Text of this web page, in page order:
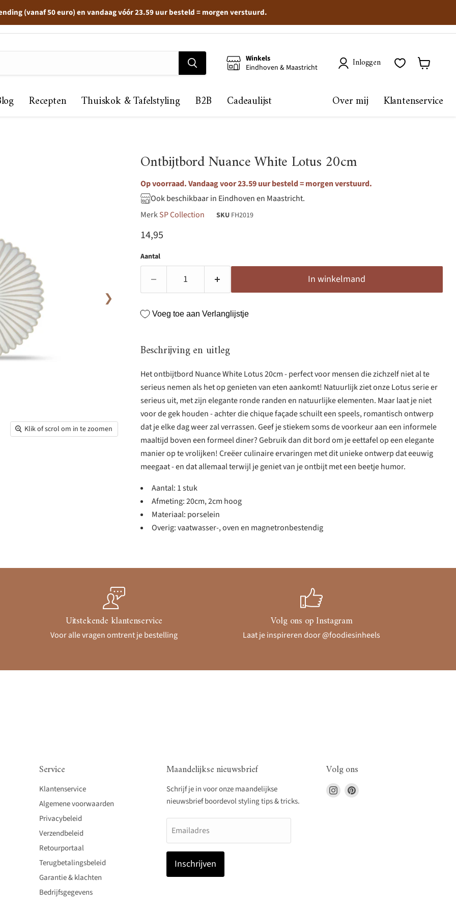
(vanaf 50 euro) en vandaag vóór 23.59 uur besteld = morgen verstuurd.
Winkels
Eindhoven & Maastricht
Inloggen
Recepten Thuiskok & Tafelstyling B2B Cadeaulijst Over mij Klantenservice
Klik of scrol om in te zoomen
❯
Ontbijtbord Nuance White Lotus 20cm
Op voorraad. Vandaag voor 23.59 uur besteld = morgen verstuurd.
Ook beschikbaar in Eindhoven en Maastricht.
MerkSP Collection SKU FH2019
Huidige prijs
14,95
Aantal
In winkelmand
Voeg toe aan Verlanglijstje
Beschrijving en uitleg
Het ontbijtbord Nuance White Lotus 20cm - perfect voor mensen die zichzelf niet al te
serieus nemen als het op genieten van eten aankomt! Natuurlijk ziet onze Lotus serie er
serieus uit, met zijn elegante ronde randen en natuurlijke elementen. Maar laat je niet
voor de gek houden - achter die chique façade schuilt een speels, romantisch ontwerp
dat je elke dag weer zal verrassen. Geef je stiekem soms de voorkeur aan een informele
maaltijd boven een formeel diner? Gebruik dan dit bord om je eettafel op een elegante
manier op te vrolijken! Creëer culinaire ervaringen met dit unieke ontwerp dat eeuwig
meegaat - en dat allemaal terwijl je geniet van je ontbijt met een beetje humor.
Aantal: 1 stuk
Afmeting: 20cm, 2cm hoog
Materiaal: porselein
Overig: vaatwasser-, oven en magnetronbestendig
Uitstekende klantenservice
Voor alle vragen omtrent je bestelling
Volg ons op Instagram
Laat je inspireren door @foodiesinheels
Service
Klantenservice
Algemene voorwaarden
Privacybeleid
Verzendbeleid
Retourportaal
Terugbetalingsbeleid
Garantie & klachten
Bedrijfsgegevens
Maandelijkse nieuwsbrief
Schrijf je in voor onze maandelijkse
nieuwsbrief boordevol styling tips & tricks.
Emailadres
Inschrijven
Volg ons
Vind
ons
Vind